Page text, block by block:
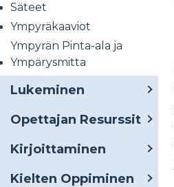
Säteet
Ympyräkaaviot
Ympyrän Pinta-ala ja
Ympärysmitta
Lukeminen
Opettajan Resurssit
Kirjoittaminen
Kielten Oppiminen